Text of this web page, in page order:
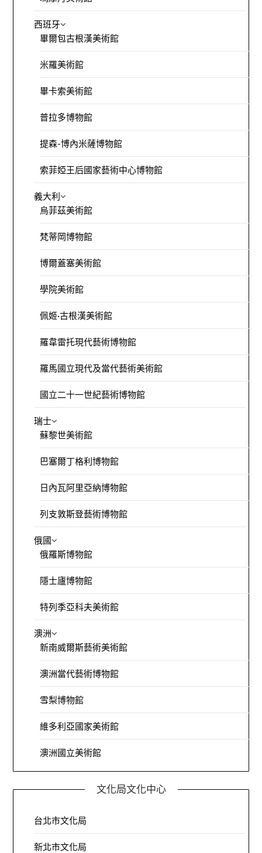
西班牙
畢爾包古根漢美術館
米羅美術館
畢卡索美術館
普拉多博物館
提森-博內米薩博物館
索菲婭王后國家藝術中心博物館
義大利
烏菲茲美術館
梵蒂岡博物館
博爾蓋塞美術館
學院美術館
佩姬·古根漢美術館
羅韋雷托現代藝術博物館
羅馬國立現代及當代藝術美術館
國立二十一世紀藝術博物館
瑞士
蘇黎世美術館
巴塞爾丁格利博物館
日內瓦阿里亞納博物館
列支敦斯登藝術博物館
俄國
俄羅斯博物館
隱士廬博物館
特列季亞科夫美術館
澳洲
新南威爾斯藝術美術館
澳洲當代藝術博物館
雪梨博物館
維多利亞國家美術館
澳洲國立美術館
文化局文化中心
台北市文化局
新北市文化局